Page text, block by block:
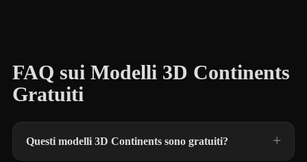
FAQ sui Modelli 3D Continents
Gratuiti
Questi modelli 3D Continents sono gratuiti?